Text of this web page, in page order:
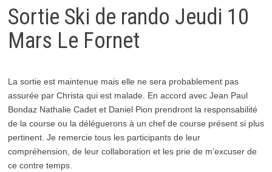
Sortie Ski de rando Jeudi 10
Mars Le Fornet
La sortie est maintenue mais elle ne sera probablement pas
assurée par Christa qui est malade. En accord avec Jean Paul
Bondaz Nathalie Cadet et Daniel Pion prendront la responsabilité
de la course ou la déléguerons à un chef de course présent si plus
pertinent. Je remercie tous les participants de leur
compréhension, de leur collaboration et les prie de m’excuser de
ce contre temps.